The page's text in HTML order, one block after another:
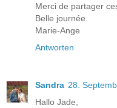
Merci de partager
Belle journée.
Marie-Ange
Antworten
Sandra 28.
Hallo Jade,